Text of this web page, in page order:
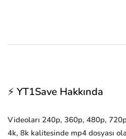
⚡ YT1Save Hakkında
Videoları 240p, 360p, 480p,
4k, 8k kalitesinde mp4 dosyası